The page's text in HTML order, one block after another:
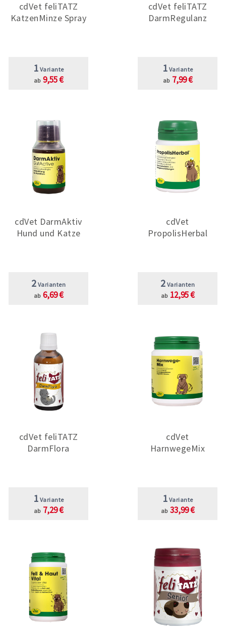
cdVet feliTATZ
KatzenMinze Spray
1 Variante
ab 9,55 €
cdVet feliTATZ
DarmRegulanz
1 Variante
ab 7,99 €
cdVet DarmAktiv
Hund und Katze
2 Varianten
ab 6,69 €
cdVet
PropolisHerbal
2 Varianten
ab 12,95 €
cdVet feliTATZ
DarmFlora
1 Variante
ab 7,29 €
cdVet
HarnwegeMix
1 Variante
ab 33,99 €